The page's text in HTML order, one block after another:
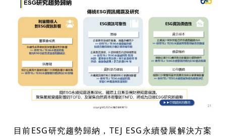
目前ESG研究趨勢歸納，TEJ ESG永續發展解決方案